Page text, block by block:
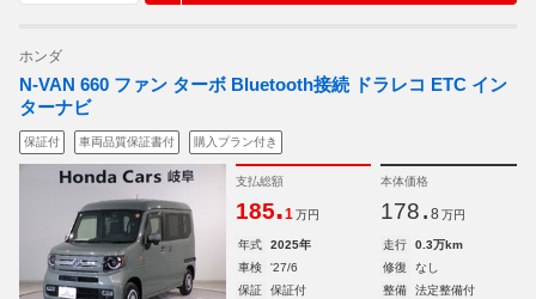
ホンダ
N-VAN 660 ファン ターボ Bluetooth接続 ドラレコ ETC イン
ターナビ
保証付 車両品質保証書付 購入プラン付き
支払総額
185.1 万円
本体価格
178. 8 万円
年式 2025年 走行
0.3万km
車検
'27/6 修復
なし
保証
保証付 整備
法定整備付